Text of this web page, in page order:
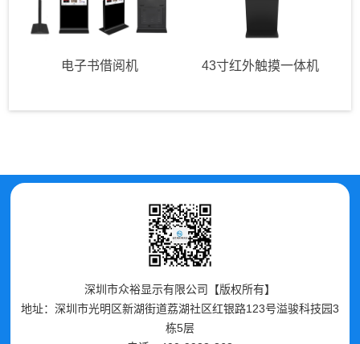
电子书借阅机 43寸红外触摸一体机
深圳市众裕显示有限公司【版权所有】
地址：深圳市光明区新湖街道荔湖社区红银路123号溢骏科技园3
栋5层